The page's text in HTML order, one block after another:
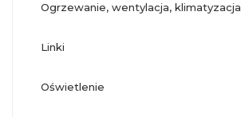
ogrzewanie, wentylacja, klimatyzacja
linki
oświetlenie